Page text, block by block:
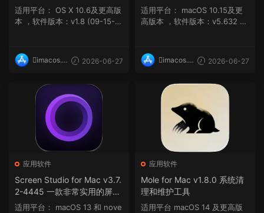
注册码集合
适用平台： OS X 10.6及更高版
本 ，软件版本：v1.8 (09-15-2
imacos.t
2026-06-27
适用平台： macOS 10.15及更
高版本 ，软件版本：v5.632 m
imacos.t
2026-06-27
应用软件
Screen Studio for Mac v3.7.
2-4445 一款非常实用的屏幕
录制软件
适用平台： macOS 13 和 nove
应用软件
Mole for Mac v1.8.0 系统清
理和维护工具
适用平台 macOS 14 及更高版